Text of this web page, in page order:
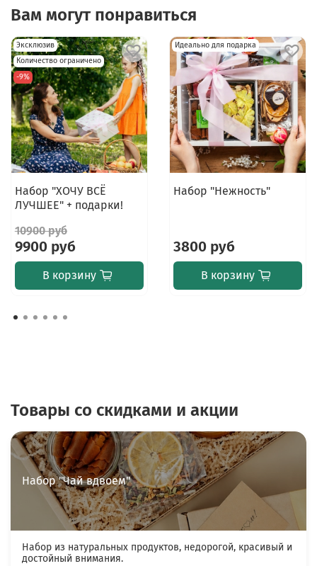
Вам могут понравиться
Эксклюзив
Количество ограничено
-9%
Набор "ХОЧУ ВСЁ
ЛУЧШЕЕ" + подарки!
10900 руб
9900 руб
В корзину
Идеально для подарка
Набор "Нежность"
3800 руб
В корзину
Товары со скидками и акции
Набор "Чай вдвоем"
Набор из натуральных продуктов, недорогой, красивый и
достойный внимания.